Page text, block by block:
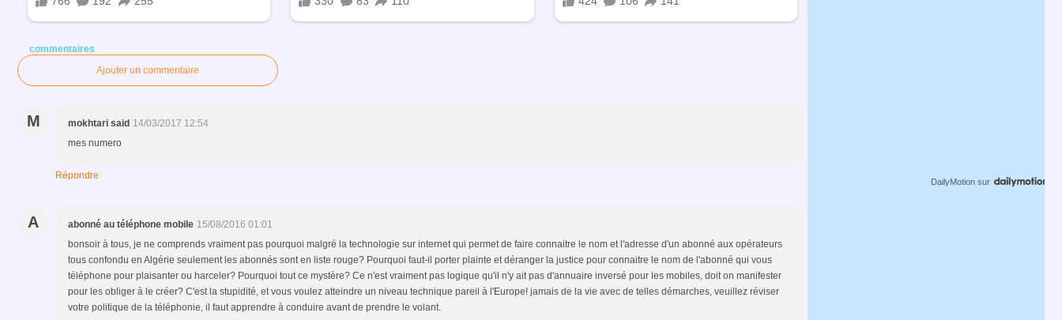
commentaires
Ajouter un commentaire
M mokhtari said 14/03/2017 12:54
mes numero
Répondre
A abonné au téléphone mobile 15/08/2016 01:01
bonsoir à tous, je ne comprends vraiment pas pourquoi malgré la technologie sur internet qui permet de faire connaitre le nom et l'adresse d'un abonné aux opérateurs
tous confondu en Algérie seulement les abonnés sont en liste rouge? Pourquoi faut-il porter plainte et déranger la justice pour connaitre le nom de l'abonné qui vous
téléphone pour plaisanter ou harceler? Pourquoi tout ce mystère? Ce n'est vraiment pas logique qu'il n'y ait pas d'annuaire inversé pour les mobiles, doit on manifester
pour les obliger à le créer? C'est la stupidité, et vous voulez atteindre un niveau technique pareil à l'Europe! jamais de la vie avec de telles démarches, veuillez réviser
votre politique de la téléphonie, il faut apprendre à conduire avant de prendre le volant.
DailyMotion sur